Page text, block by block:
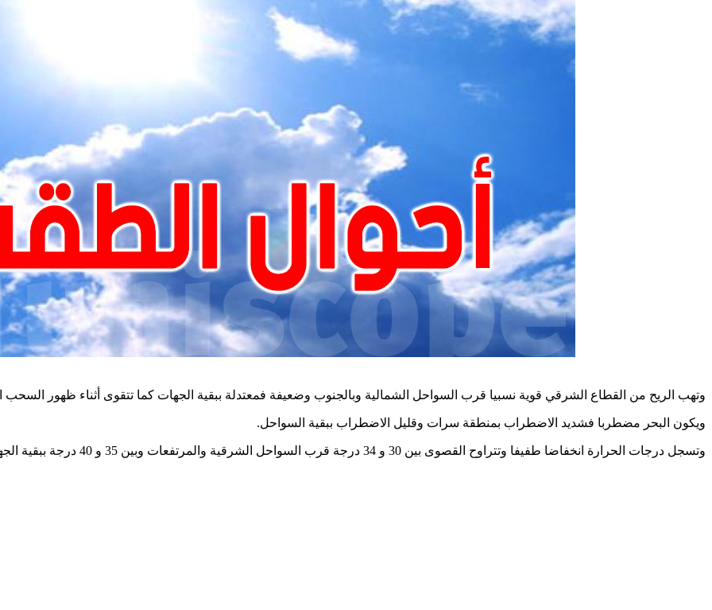
وتهب الريح من القطاع الشرقي قوية نسبيا قرب السواحل الشمالية وبالجنوب وضعيفة فمعتدلة ببقية الجهات كما تتقوى أثناء ظهور السحب
ويكون البحر مضطربا فشديد الاضطراب بمنطقة سرات وقليل الاضطراب ببقية السواحل.
وتسجل درجات الحرارة انخفاضا طفيفا وتتراوح القصوى بين 30 و 34 درجة قرب السواحل الشرقية والمرتفعات وبين 35 و 40 درجة ببقية الجهات